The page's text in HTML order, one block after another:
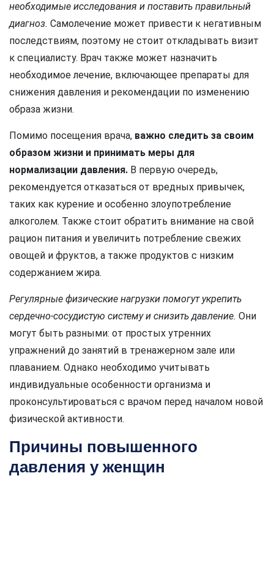
необходимые исследования и поставить правильный
диагноз. Самолечение может привести к негативным
последствиям, поэтому не стоит откладывать визит
к специалисту. Врач также может назначить
необходимое лечение, включающее препараты для
снижения давления и рекомендации по изменению
образа жизни.
Помимо посещения врача, важно следить за своим
образом жизни и принимать меры для
нормализации давления. В первую очередь,
рекомендуется отказаться от вредных привычек,
таких как курение и особенно злоупотребление
алкоголем. Также стоит обратить внимание на свой
рацион питания и увеличить потребление свежих
овощей и фруктов, а также продуктов с низким
содержанием жира.
Регулярные физические нагрузки помогут укрепить
сердечно-сосудистую систему и снизить давление. Они
могут быть разными: от простых утренних
упражнений до занятий в тренажерном зале или
плаванием. Однако необходимо учитывать
индивидуальные особенности организма и
проконсультироваться с врачом перед началом новой
физической активности.
Причины повышенного
давления у женщин